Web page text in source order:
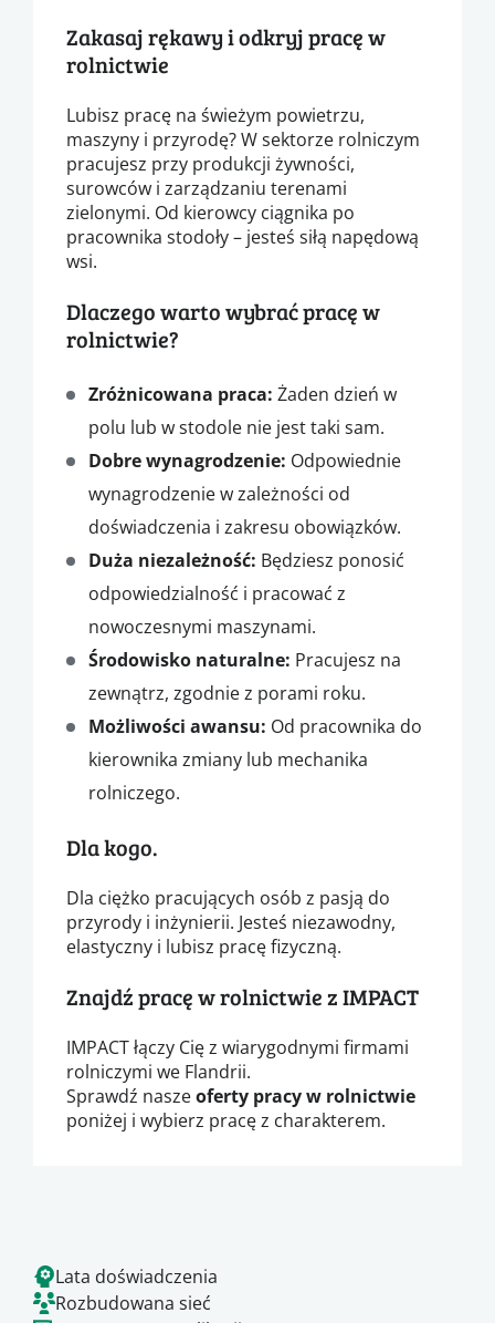
Zakasaj rękawy i odkryj pracę w
rolnictwie
Lubisz pracę na świeżym powietrzu,
maszyny i przyrodę? W sektorze rolniczym
pracujesz przy produkcji żywności,
surowców i zarządzaniu terenami
zielonymi. Od kierowcy ciągnika po
pracownika stodoły – jesteś siłą napędową
wsi.
Dlaczego warto wybrać pracę w
rolnictwie?
Zróżnicowana praca: Żaden dzień w
polu lub w stodole nie jest taki sam.
Dobre wynagrodzenie: Odpowiednie
wynagrodzenie w zależności od
doświadczenia i zakresu obowiązków.
Duża niezależność: Będziesz ponosić
odpowiedzialność i pracować z
nowoczesnymi maszynami.
Środowisko naturalne: Pracujesz na
zewnątrz, zgodnie z porami roku.
Możliwości awansu: Od pracownika do
kierownika zmiany lub mechanika
rolniczego.
Dla kogo.
Dla ciężko pracujących osób z pasją do
przyrody i inżynierii. Jesteś niezawodny,
elastyczny i lubisz pracę fizyczną.
Znajdź pracę w rolnictwie z IMPACT
IMPACT łączy Cię z wiarygodnymi firmami
rolniczymi we Flandrii.
Sprawdź naszeoferty pracy w rolnictwie
poniżej i wybierz pracę z charakterem.
Lata doświadczenia
Rozbudowana sieć